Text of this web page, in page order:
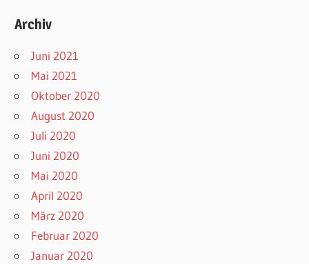
Archiv
Juni 2021
Mai 2021
Oktober 2020
August 2020
Juli 2020
Juni 2020
Mai 2020
April 2020
März 2020
Februar 2020
Januar 2020